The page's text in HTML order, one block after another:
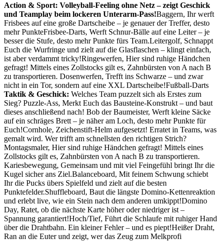
Action & Sport: Volleyball-Feeling ohne Netz – zeigt Geschick
und Teamplay beim lockeren Unterarm-Pass!Baggern, Ihr werft
Frisbees auf eine große Dartscheibe – je genauer der Treffer, desto
mehr PunkteFrisbee-Darts, Werft Schnur-Bälle auf eine Leiter – je
besser die Stufe, desto mehr Punkte fürs Team.Leitergolf, Schnappt
Euch die Wurfringe und zielt auf die Glasflaschen – klingt einfach,
ist aber verdammt tricky!Ringewerfen, Hier sind ruhige Händchen
gefragt! Mittels eines Zollstocks gilt es, Zahnbürsten von A nach B
zu transportieren. Dosenwerfen, Trefft ins Schwarze – und zwar
nicht in ein Tor, sondern auf eine XXL Dartscheibe!Fußball-Darts
Taktik & Geschick: Welches Team puzzelt sich als Erstes zum
Sieg? Puzzle-Ass, Merkt Euch das Bausteine-Konstrukt – und baut
dieses anschließend nach! Bob der Baumeister, Werft kleine Säcke
auf ein schräges Brett – je näher am Loch, desto mehr Punkte für
Euch!Cornhole, Zeichenstift-Helm aufgesetzt! Erratet in Teams, was
gemalt wird. Wer trifft am schnellsten den richtigen Strich?
Montagsmaler, Hier sind ruhige Händchen gefragt! Mittels eines
Zollstocks gilt es, Zahnbürsten von A nach B zu transportieren.
Kariesbewegung, Gemeinsam und mit viel Feingefühl bringt Ihr die
Kugel sicher ans Ziel.Balanceboard, Mit feinem Schwung schiebt
Ihr die Pucks übers Spielfeld und zielt auf die besten
Punktefelder.Shuffleboard, Baut die längste Domino-Kettenreaktion
und erlebt live, wie ein Stein nach dem anderen umkippt!Domino
Day, Ratet, ob die nächste Karte höher oder niedriger ist –
Spannung garantiert!Hoch/Tief, Führt die Schlaufe mit ruhiger Hand
über die Drahtbahn. Ein kleiner Fehler – und es piept!Heißer Draht,
Ran an die Euter und zeigt, wer das Zeug zum Melkprofi